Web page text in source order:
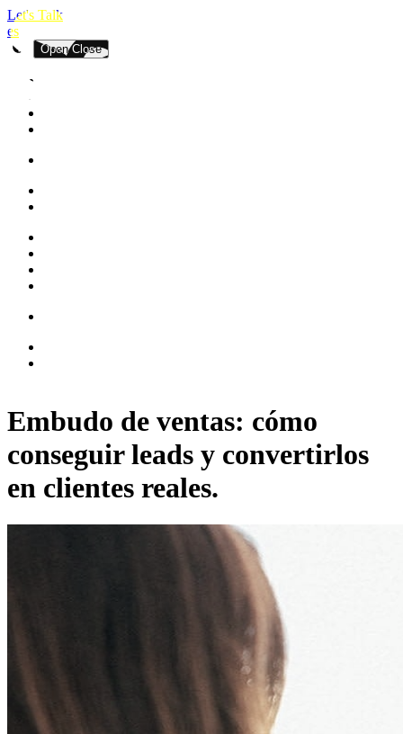
Let's Talk
es
Open Close
Embudo de ventas: cómo
conseguir leads y convertirlos
en clientes reales.